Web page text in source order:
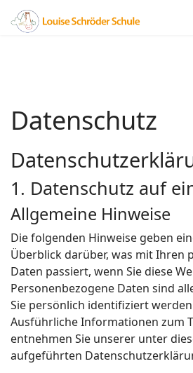
Datenschutz
1. Datenschutz auf
Allgemeine Hinweise
Die folgenden Hinweise geben
Überblick darüber, was mit Ihren
Daten passiert, wenn Sie diese
Personenbezogene Daten sind
Sie persönlich identifiziert
Ausführliche Informationen zum
entnehmen Sie unserer unter
aufgeführten